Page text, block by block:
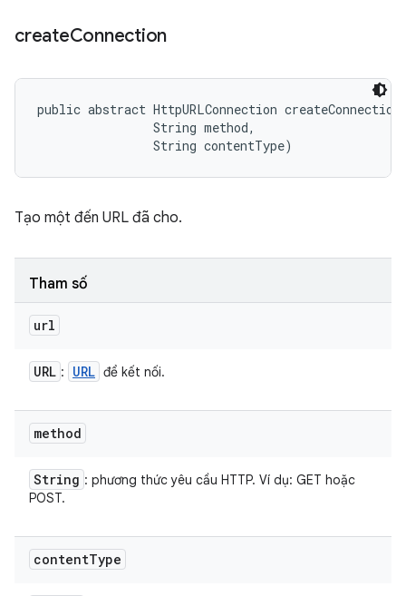
createConnection
public abstract HttpURLConnection
                String method,
                String contentType)
Tạo một đến URL đã cho.
Tham số
url
URL : URL để kết nối.
method
String : phương thức yêu cầu HTTP. Ví dụ: GET hoặc
POST.
contentType